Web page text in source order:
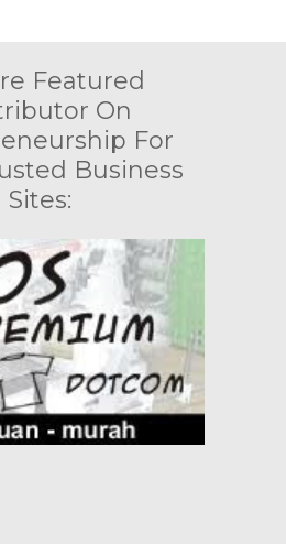
Featured
On
For
Business
Sites: